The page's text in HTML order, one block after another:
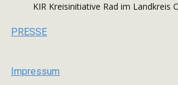
KIR Kreisinitiative Rad im Landkreis
PRESSE
Impressum